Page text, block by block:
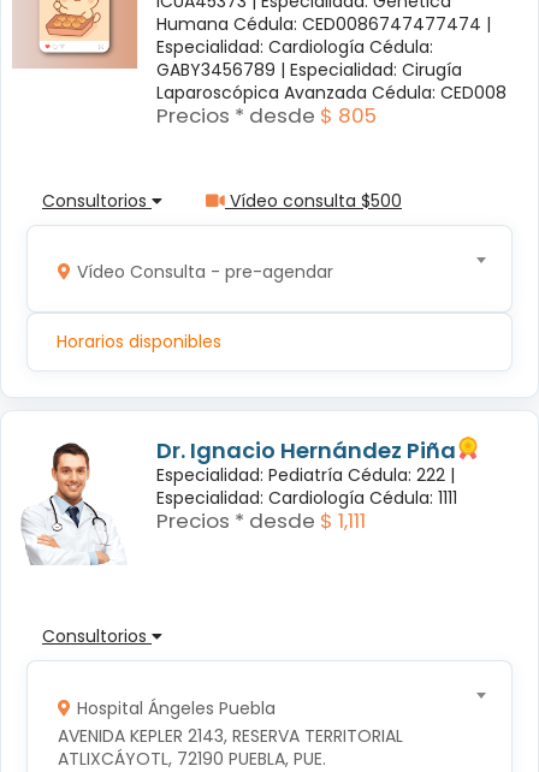
Humana Cédula: CED0086747477474 |
Especialidad: Cardiología Cédula:
GABY3456789 | Especialidad: Cirugía
Laparoscópica Avanzada Cédula: CED008
Precios * desde $ 805
Consultorios Vídeo consulta $500
Vídeo Consulta - pre-agendar
Horarios disponibles
Dr. Ignacio Hernández Piña
Especialidad: Pediatría Cédula: 222 |
Especialidad: Cardiología Cédula: 1111
Precios * desde $ 1,111
Consultorios
Hospital Ángeles Puebla
AVENIDA KEPLER 2143, RESERVA TERRITORIAL
ATLIXCÁYOTL, 72190 PUEBLA, PUE.